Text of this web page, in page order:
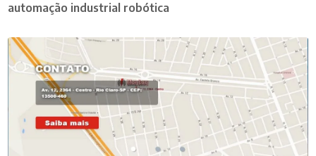
automação industrial robótica